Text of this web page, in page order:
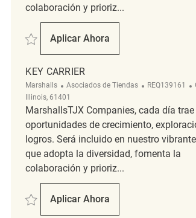
colaboración y prioriz...
Salvar Key Carrier REQ140230
Aplicar Ahora
Key Carrier
KEY CARRIER
Marshalls Categoría
Asociados de Tiendas ReqId
REQ139161
Illinois, 61401
MarshallsTJX Companies, cada día
oportunidades de crecimiento,
logros. Será incluido en nuestro
que adopta la diversidad, fomenta la
colaboración y prioriz...
Salvar Key Carrier REQ139161
Aplicar Ahora
Key Carrier